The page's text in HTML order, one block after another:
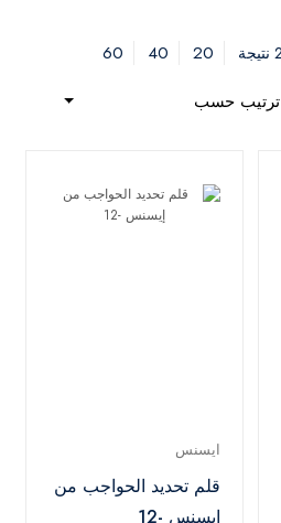
20
40
60
ترتيب حسب
ايسنس
قلم تحديد الحواجب من
إيسنس -12